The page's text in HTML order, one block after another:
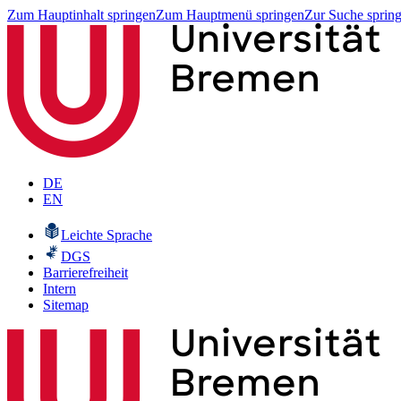
Zum Hauptinhalt springenZum Hauptmenü springenZur Suche
DE
EN
Leichte Sprache
DGS
Barrierefreiheit
Intern
Sitemap